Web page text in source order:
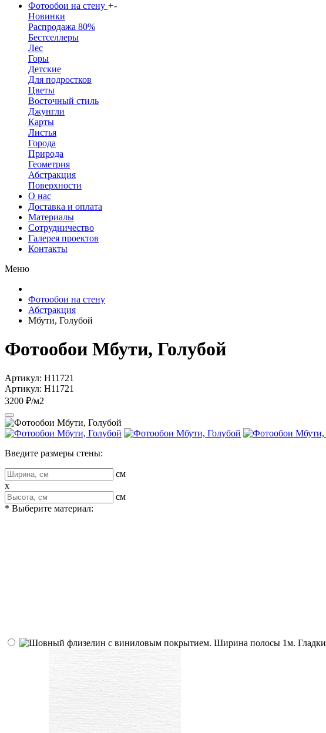
Фотообои на стену +-
Новинки
Распродажа 80%
Бестселлеры
Лес
Горы
Детские
Для подростков
Цветы
Восточный стиль
Джунгли
Карты
Листья
Города
Природа
Геометрия
Абстракция
Поверхности
О нас
Доставка и оплата
Материалы
Сотрудничество
Галерея проектов
Контакты
Меню
Фотообои на стену
Абстракция
Мбути, Голубой
Фотообои Мбути, Голубой
Артикул: H11721
Артикул: H11721
3200 ₽/м2
Введите размеры стены:
см
x
см
* Выберите материал: